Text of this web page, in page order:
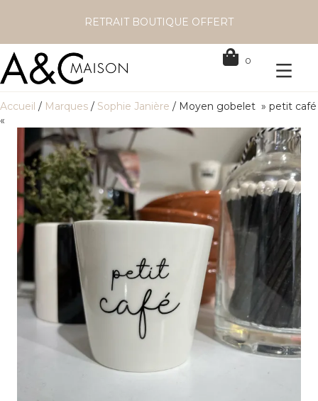
RETRAIT BOUTIQUE OFFERT
0
Accueil / Marques / Sophie Janière / Moyen gobelet » petit café
«